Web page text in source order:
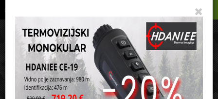
sl en de
Vaša košarica je še prazna